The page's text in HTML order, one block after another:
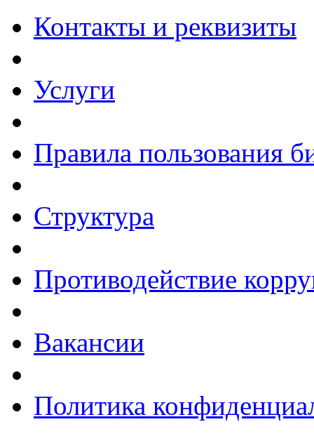
Контакты и реквизиты
Услуги
Правила пользования
Структура
Противодействие
Вакансии
Политика